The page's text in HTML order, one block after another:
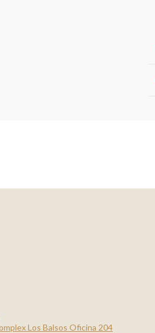
Los Balsos Oficina 204